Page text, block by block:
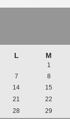
L M
1
7
8
14
15
21
22
28
29